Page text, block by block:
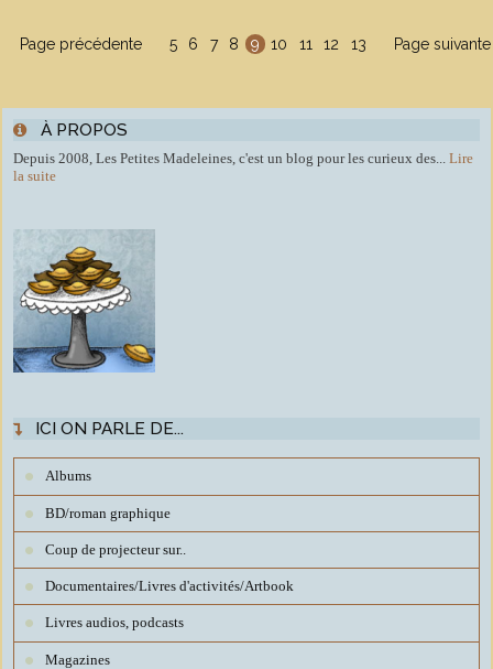
À PROPOS
Depuis 2008, Les Petites Madeleines, c'est un blog pour les curieux des...
Lire
la suite
ICI ON PARLE DE...
Albums
BD/roman graphique
Coup de projecteur sur..
Documentaires/Livres d'activités/Artbook
Livres audios, podcasts
Magazines
Page précédente 5 6 7 8 9 10 11 12 13 Page suivante